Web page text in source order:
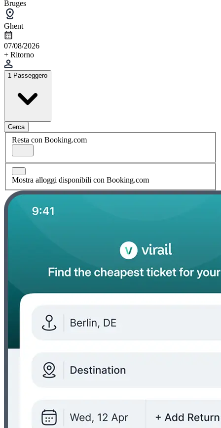
Bruges
Ghent
07/08/2026
+ Ritorno
1 Passeggero
Cerca
Resta con Booking.com
Mostra alloggi disponibili con Booking.com